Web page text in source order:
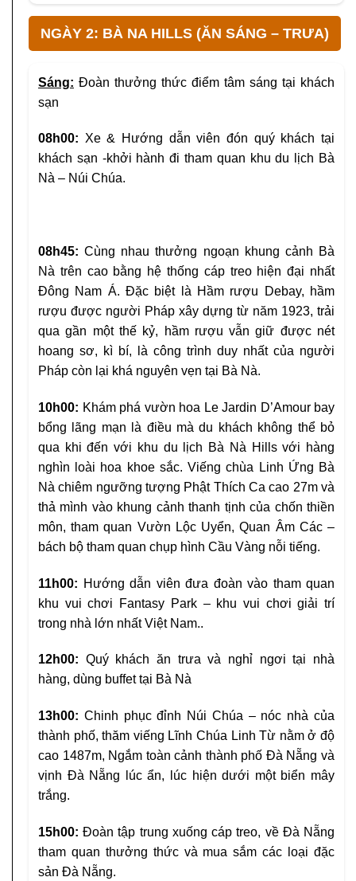
NGÀY 2: BÀ NA HILLS (ĂN SÁNG – TRƯA)
Sáng: Đoàn thưởng thức điểm tâm sáng tại khách
sạn
08h00: Xe & Hướng dẫn viên đón quý khách tại
khách sạn -khởi hành đi tham quan khu du lịch Bà
Nà – Núi Chúa.
08h45: Cùng nhau thưởng ngoạn khung cảnh Bà
Nà trên cao bằng hệ thống cáp treo hiện đại nhất
Đông Nam Á. Đặc biệt là Hầm rượu Debay, hầm
rượu được người Pháp xây dựng từ năm 1923, trải
qua gần một thế kỷ, hầm rượu vẫn giữ được nét
hoang sơ, kì bí, là công trình duy nhất của người
Pháp còn lại khá nguyên vẹn tại Bà Nà.
10h00: Khám phá vườn hoa Le Jardin D’Amour bay
bổng lãng mạn là điều mà du khách không thể bỏ
qua khi đến với khu du lịch Bà Nà Hills với hàng
nghìn loài hoa khoe sắc. Viếng chùa Linh Ứng Bà
Nà chiêm ngưỡng tượng Phật Thích Ca cao 27m và
thả mình vào khung cảnh thanh tịnh của chốn thiền
môn, tham quan Vườn Lộc Uyển, Quan Âm Các –
bách bộ tham quan chụp hình Cầu Vàng nỗi tiếng.
11h00: Hướng dẫn viên đưa đoàn vào tham quan
khu vui chơi Fantasy Park – khu vui chơi giải trí
trong nhà lớn nhất Việt Nam..
12h00: Quý khách ăn trưa và nghỉ ngơi tại nhà
hàng, dùng buffet tại Bà Nà
13h00: Chinh phục đỉnh Núi Chúa – nóc nhà của
thành phố, thăm viếng Lĩnh Chúa Linh Từ nằm ở độ
cao 1487m, Ngắm toàn cảnh thành phố Đà Nẵng và
vịnh Đà Nẵng lúc ẩn, lúc hiện dưới một biển mây
trắng.
15h00: Đoàn tập trung xuống cáp treo, về Đà Nẵng
tham quan thưởng thức và mua sắm các loại đặc
sản Đà Nẵng.